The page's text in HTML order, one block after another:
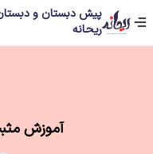
پیش دبستان و
ریحانه
آموزش